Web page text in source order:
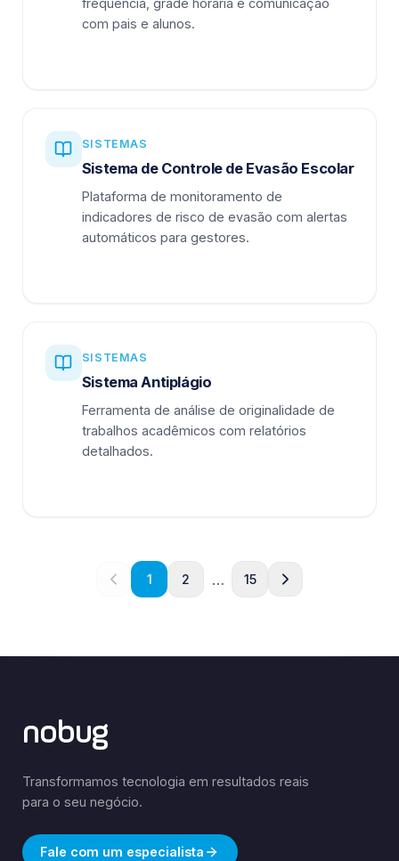
frequência, grade horária e comunicação
com pais e alunos.
SISTEMAS
Sistema de Controle de Evasão Escolar
Plataforma de monitoramento de
indicadores de risco de evasão com alertas
automáticos para gestores.
SISTEMAS
Sistema Antiplágio
Ferramenta de análise de originalidade de
trabalhos acadêmicos com relatórios
detalhados.
1 2 … 15
nobug
Transformamos tecnologia em resultados reais
para o seu negócio.
Fale com um especialista